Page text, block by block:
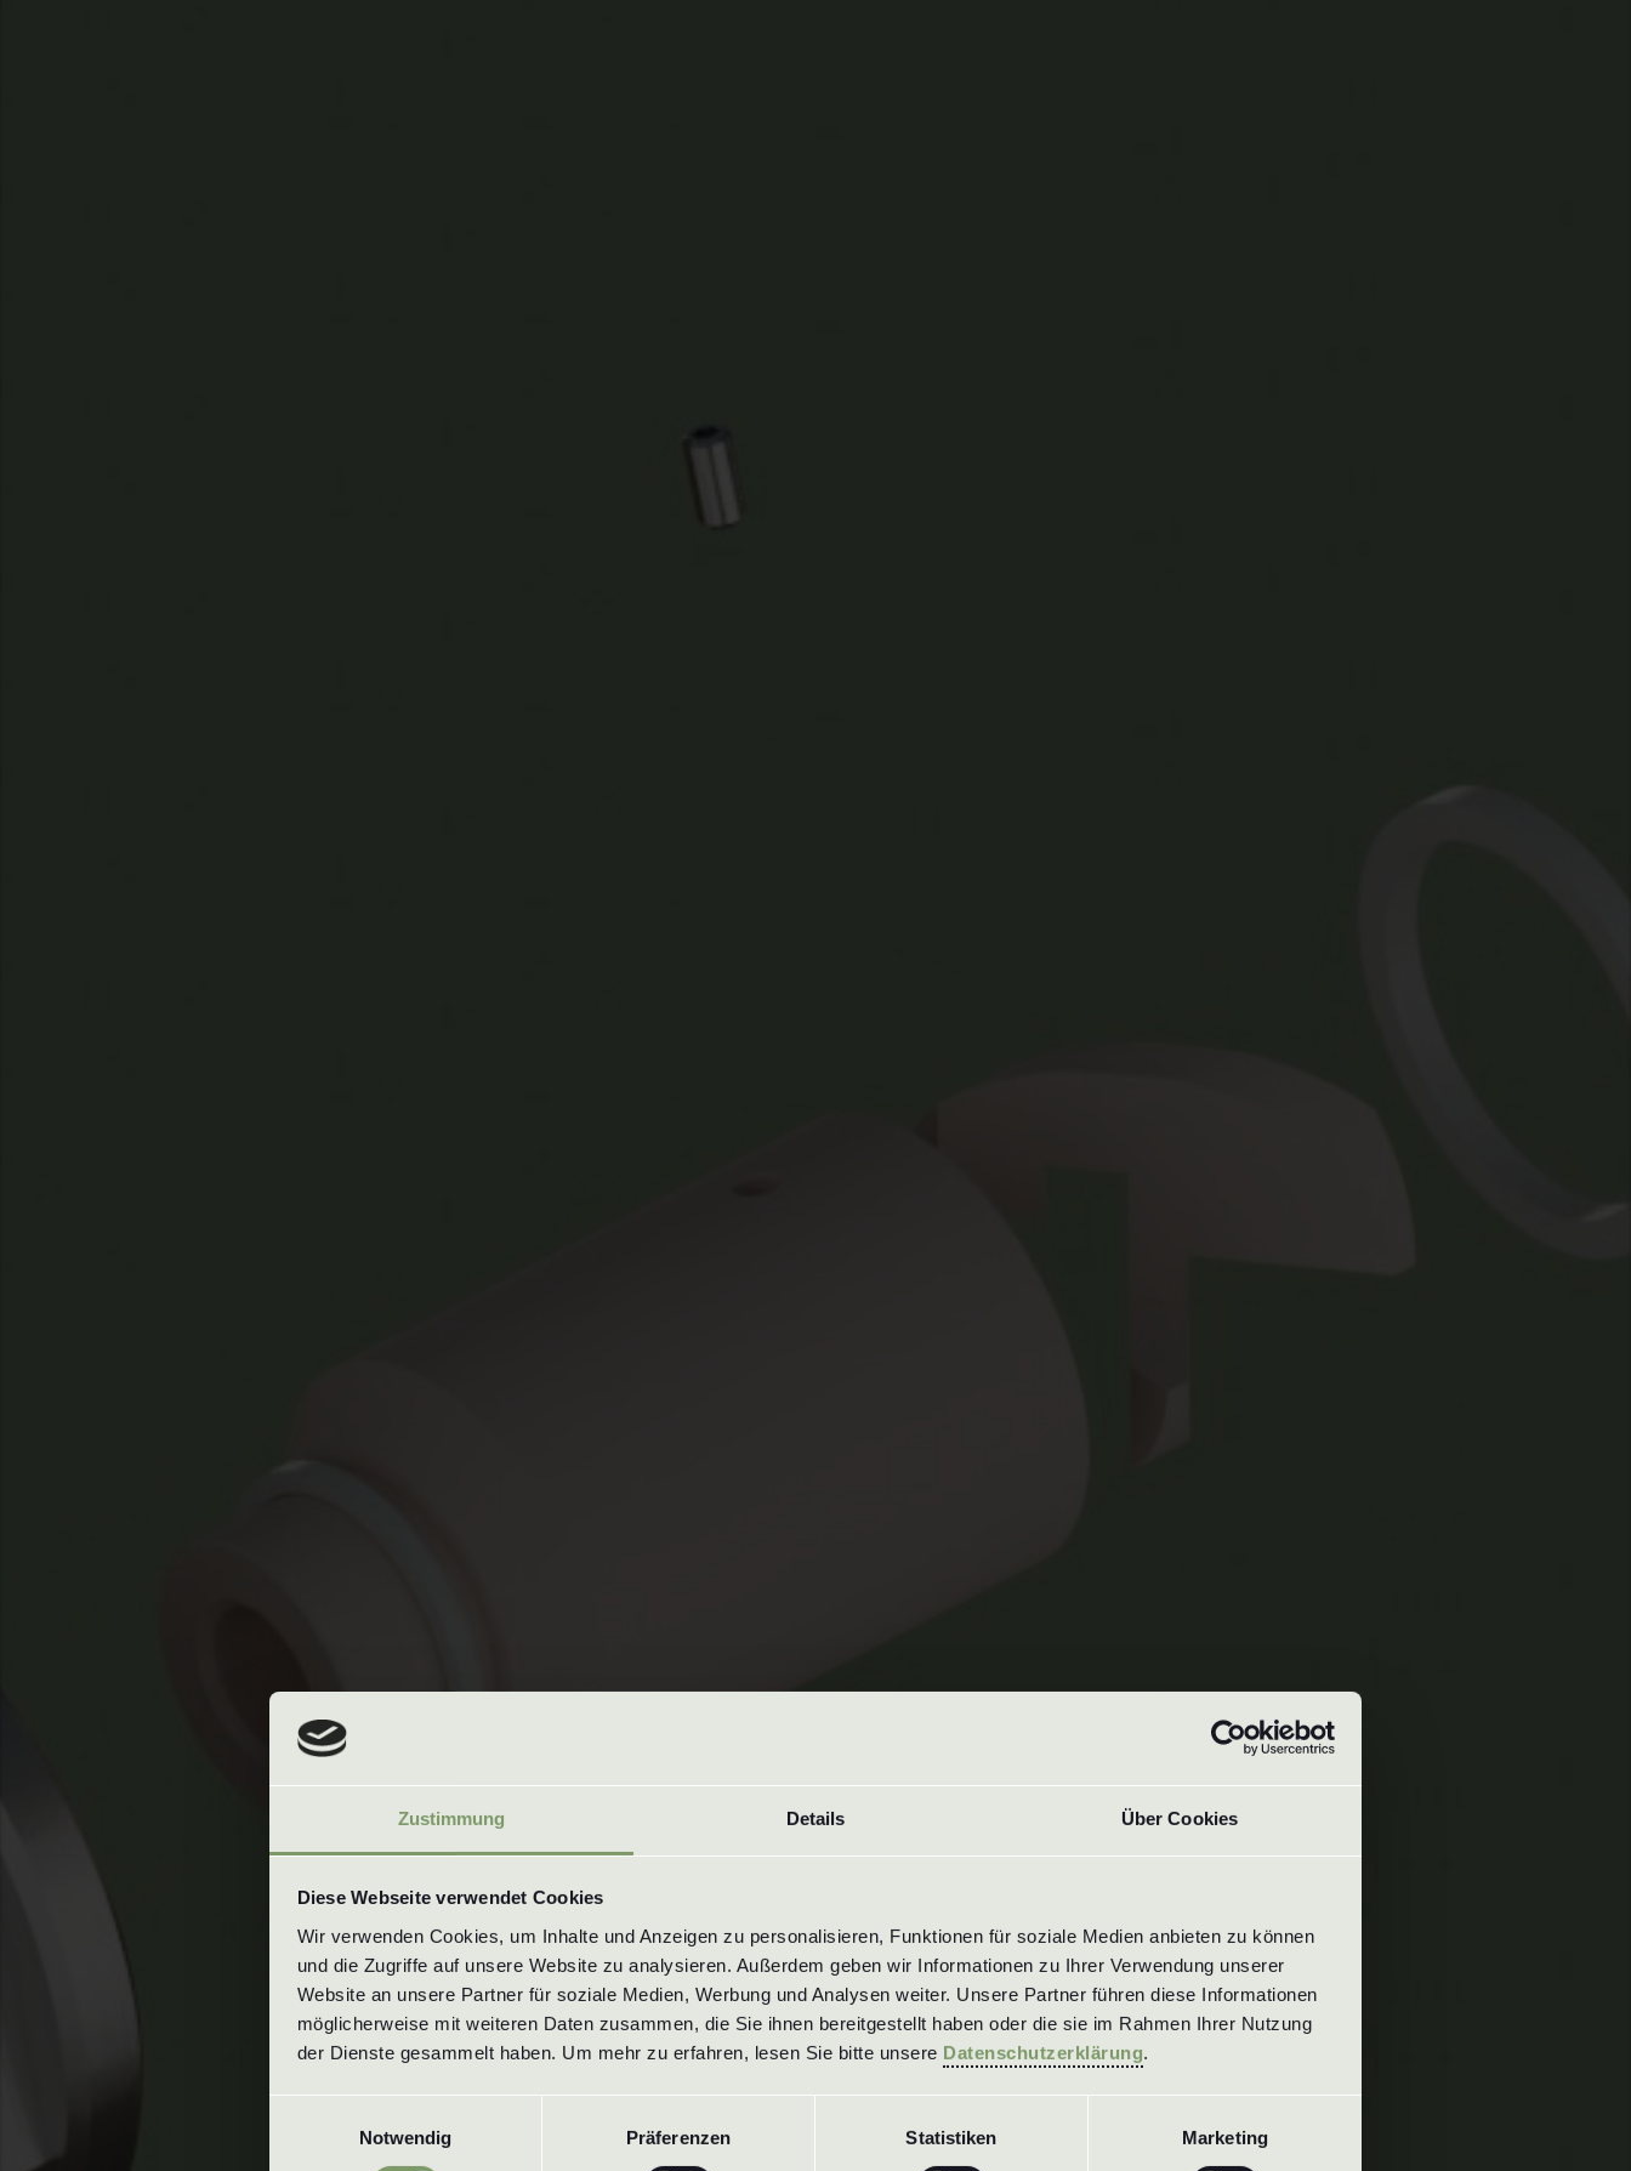
Zustimmung Details Über Cookies
Diese Webseite verwendet Cookies
Wir verwenden Cookies, um Inhalte und Anzeigen zu personalisieren, Funktionen für soziale Medien anbieten zu können
und die Zugriffe auf unsere Website zu analysieren. Außerdem geben wir Informationen zu Ihrer Verwendung unserer
Website an unsere Partner für soziale Medien, Werbung und Analysen weiter. Unsere Partner führen diese Informationen
möglicherweise mit weiteren Daten zusammen, die Sie ihnen bereitgestellt haben oder die sie im Rahmen Ihrer Nutzung
der Dienste gesammelt haben. Um mehr zu erfahren, lesen Sie bitte unsere Datenschutzerklärung.
Notwendig
Präferenzen Statistiken Marketing